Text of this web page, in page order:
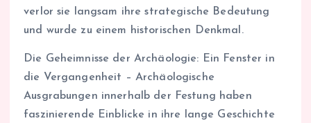
verlor sie langsam ihre strategische Bedeutung
und wurde zu einem historischen Denkmal.
Die Geheimnisse der Archäologie: Ein Fenster in
die Vergangenheit – Archäologische
Ausgrabungen innerhalb der Festung haben
faszinierende Einblicke in ihre lange Geschichte